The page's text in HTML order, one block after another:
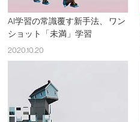
AI学習の常識覆す新手法、 ワン
ショット「未満」学習
2020.10.20